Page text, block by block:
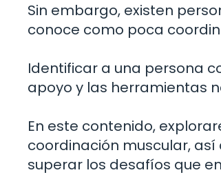
Sin embargo, existen
conoce como poca
Identificar a una persona
apoyo y las herramientas
En este contenido,
coordinación muscular,
superar los desafíos que